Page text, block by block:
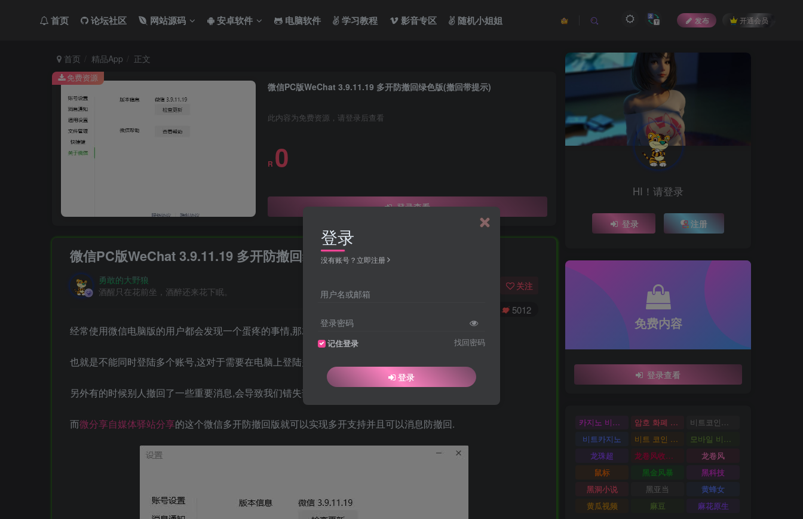
首页 论坛社区 网站源码 安卓软件 电脑软件 学习教程 影音专区 随机小姐姐 发布 开通会员
首页 精品App 正文
微信PC版WeChat 3.9.11.19 多开防撤回绿色版(撤回带提示)
此内容为免费资源，请登录后查看
R 0
登录查看
免费资源
微信PC版WeChat 3.9.11.19 多开防撤回绿色版(撤回带提示)
勇敢的大野狼
酒醒只在花前坐，酒醉还来花下眠。
关注
5012
经常使用微信电脑版的用户都会发现一个蛋疼的事情,那就是微信PC版不支持多开,
也就是不能同时登陆多个账号,这对于需要在电脑上登陆多个微信账号的朋友来说肯定是极其的不方便.
另外有的时候别人撤回了一些重要消息,会导致我们错失部分重要内容.
而微分享自媒体驿站分享的这个微信多开防撤回版就可以实现多开支持并且可以消息防撤回.
HI！请登录
登录 注册
免费内容
登录查看
카지노 비트코인 암호 화폐 카지노
비트코인카지노
비트카지노
비트 코인 온라인 카지노
모바일 비트 코인 카지노
龙珠超
龙卷风收音机
龙卷风
鼠标
黑金风暴
黑科技
黑洞小说
黑亚当
黄蜂女
黄瓜视频
麻豆 麻花原生
登录
没有账号？立即注册
用户名或邮箱
登录密码
记住登录 找回密码
登录